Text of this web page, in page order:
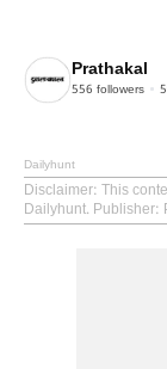
Prathakal
556 followers
Dailyhunt
Disclaimer: This
Dailyhunt. Publisher: